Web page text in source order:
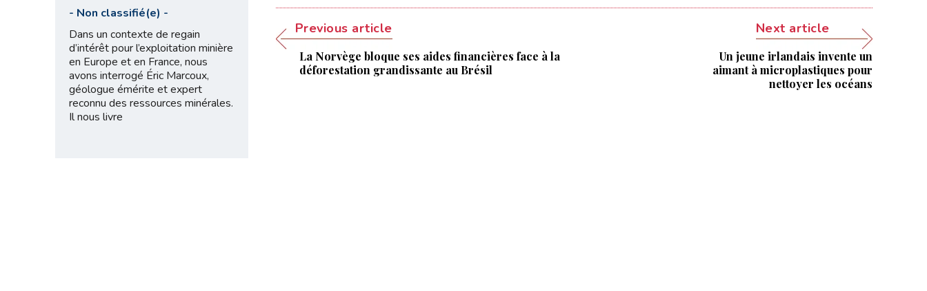
Previous article
La Norvège bloque ses aides financières face à la
déforestation grandissante au Brésil
Next article
Un jeune irlandais invente un
aimant à micro­plastiques pour
nettoyer les océans
- Non classifié(e) -
Dans un contexte de regain
d’intérêt pour l’exploitation minière
en Europe et en France, nous
avons interrogé Éric Marcoux,
géologue émérite et expert
reconnu des ressources minérales.
Il nous livre